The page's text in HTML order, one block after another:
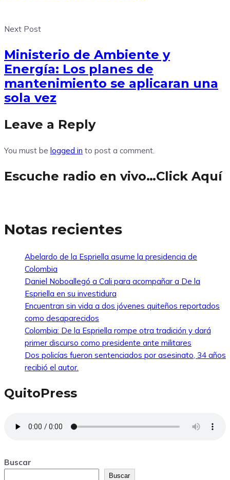
Next Post
Ministerio de Ambiente y
Energía: Los planes de
mantenimiento se aplicaran una
sola vez
Leave a Reply
You must be logged in to post a comment.
Escuche radio en vivo…Click Aquí
Notas recientes
Abelardo de la Espriella asume la presidencia de
Colombia
Daniel Noboallegó a Cali para acompañar a De la
Espriella en su investidura
Encuentran sin vida a dos jóvenes quiteños reportados
como desaparecidos
Colombia: De la Espriella rompe otra tradición y dará
primer discurso como presidente ante militares
Dos policías fueron sentenciados por asesinato, 34 años
recibió el autor.
QuitoPress
Buscar
Buscar